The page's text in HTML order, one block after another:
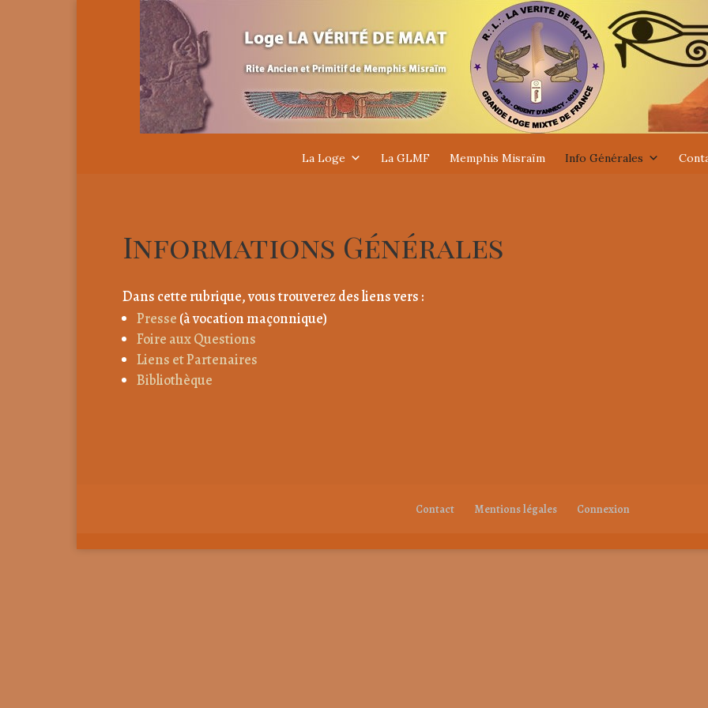
La Loge La GLMF Memphis Misraïm Info Générales
Informations Générales
Dans cette rubrique, vous trouverez des liens vers :
Presse (à vocation maçonnique)
Foire aux Questions
Liens et Partenaires
Bibliothèque
Contact Mentions légales Connexion